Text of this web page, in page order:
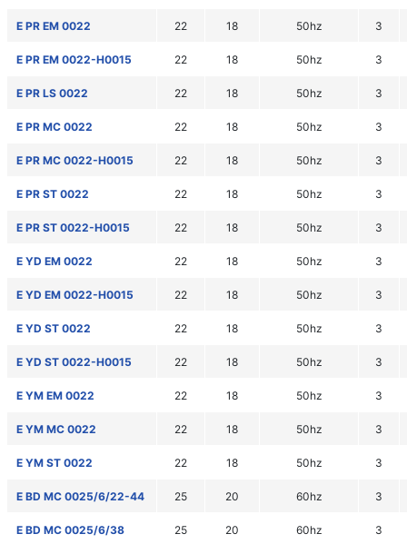
E PR EM 0022 22 18 50hz 3
E PR EM 0022-H0015 22 18 50hz 3
E PR LS 0022 22 18 50hz 3
E PR MC 0022 22 18 50hz 3
E PR MC 0022-H0015 22 18 50hz 3
E PR ST 0022 22 18 50hz 3
E PR ST 0022-H0015 22 18 50hz 3
E YD EM 0022 22 18 50hz 3
E YD EM 0022-H0015 22 18 50hz 3
E YD ST 0022 22 18 50hz 3
E YD ST 0022-H0015 22 18 50hz 3
E YM EM 0022 22 18 50hz 3
E YM MC 0022 22 18 50hz 3
E YM ST 0022 22 18 50hz 3
E BD MC 0025/6/22-44 25 20 60hz 3
E BD MC 0025/6/38 25 20 60hz 3